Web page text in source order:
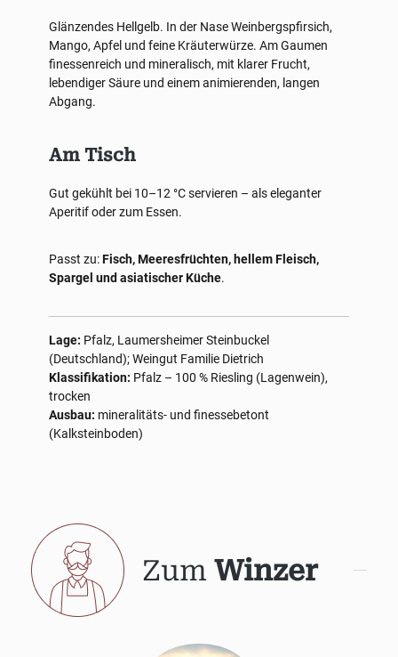
Glänzendes Hellgelb. In der Nase Weinbergspfirsich,
Mango, Apfel und feine Kräuterwürze. Am Gaumen
finessenreich und mineralisch, mit klarer Frucht,
lebendiger Säure und einem animierenden, langen
Abgang.
Am Tisch
Gut gekühlt bei 10–12 °C servieren – als eleganter
Aperitif oder zum Essen.
Passt zu:Fisch, Meeresfrüchten, hellem Fleisch,
Spargel und asiatischer Küche.
Lage: Pfalz, Laumersheimer Steinbuckel
(Deutschland); Weingut Familie Dietrich
Klassifikation: Pfalz – 100 % Riesling (Lagenwein),
trocken
Ausbau: mineralitäts- und finessebetont
(Kalksteinboden)
Zum Winzer